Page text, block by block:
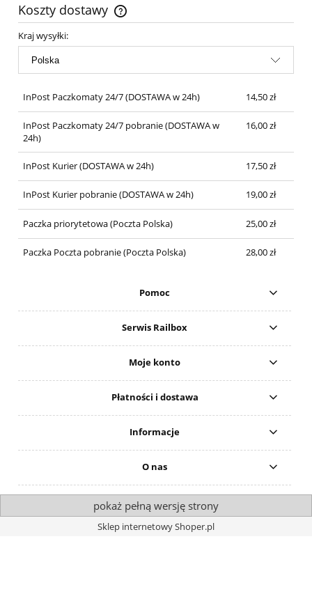
Koszty dostawy
Cena nie zawiera ewentualnych kosztów płatności
Kraj wysyłki:
InPost Paczkomaty 24/7(DOSTAWA w 24h) 14,50 zł
InPost Paczkomaty 24/7 pobranie(DOSTAWA w
24h)
16,00 zł
InPost Kurier(DOSTAWA w 24h) 17,50 zł
InPost Kurier pobranie(DOSTAWA w 24h) 19,00 zł
Paczka priorytetowa(Poczta Polska) 25,00 zł
Paczka Poczta pobranie(Poczta Polska) 28,00 zł
Pomoc
Serwis Railbox
Moje konto
Płatności i dostawa
Informacje
O nas
pokaż pełną wersję strony
Sklep internetowy Shoper.pl